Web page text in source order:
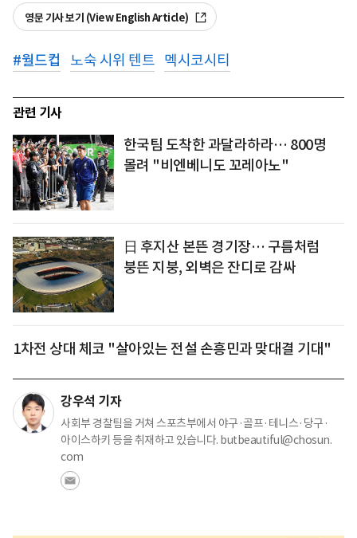
영문 기사 보기 (View English Article)
#월드컵 노숙 시위 텐트 멕시코시티
관련 기사
한국팀 도착한 과달라하라… 800명
몰려 "비엔베니도 꼬레아노"
日 후지산 본뜬 경기장… 구름처럼
붕뜬 지붕, 외벽은 잔디로 감싸
1차전 상대 체코 "살아있는 전설 손흥민과 맞대결 기대"
강우석 기자
사회부 경찰팀을 거쳐 스포츠부에서 야구·골프·테니스·당구·
아이스하키 등을 취재하고 있습니다. butbeautiful@chosun.
com